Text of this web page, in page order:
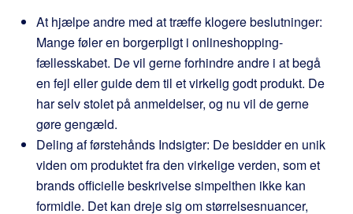
At hjælpe andre med at træffe klogere beslutninger:
Mange føler en borgerpligt i onlineshopping-
fællesskabet. De vil gerne forhindre andre i at begå
en fejl eller guide dem til et virkelig godt produkt. De
har selv stolet på anmeldelser, og nu vil de gerne
gøre gengæld.
Deling af førstehånds Indsigter: De besidder en unik
viden om produktet fra den virkelige verden, som et
brands officielle beskrivelse simpelthen ikke kan
formidle. Det kan dreje sig om størrelsesnuancer,